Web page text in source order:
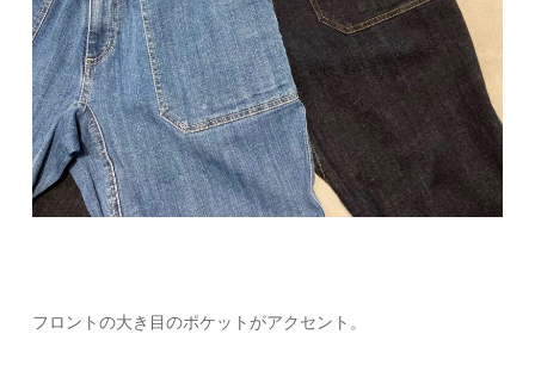
フロントの大き目のポケットがアクセント。